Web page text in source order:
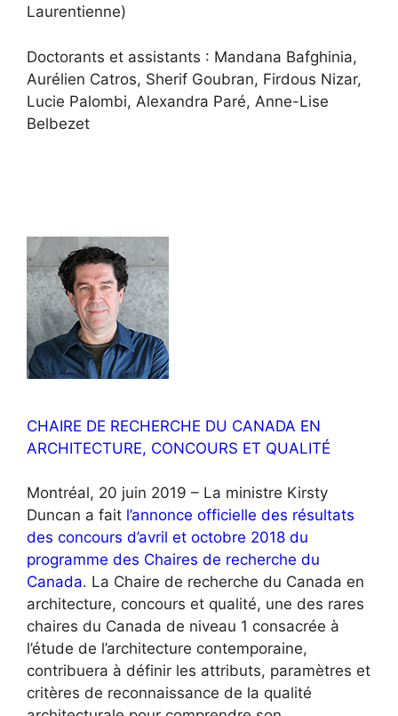
Laurentienne)
Doctorants et assistants : Mandana Bafghinia,
Aurélien Catros, Sherif Goubran, Firdous Nizar,
Lucie Palombi, Alexandra Paré, Anne-Lise
Belbezet
CHAIRE DE RECHERCHE DU CANADA EN
ARCHITECTURE, CONCOURS ET QUALITÉ
Montréal, 20 juin 2019 – La ministre Kirsty
Duncan a fait l’annonce officielle des résultats
des concours d’avril et octobre 2018 du
programme des Chaires de recherche du
Canada. La Chaire de recherche du Canada en
architecture, concours et qualité, une des rares
chaires du Canada de niveau 1 consacrée à
l’étude de l’architecture contemporaine,
contribuera à définir les attributs, paramètres et
critères de reconnaissance de la qualité